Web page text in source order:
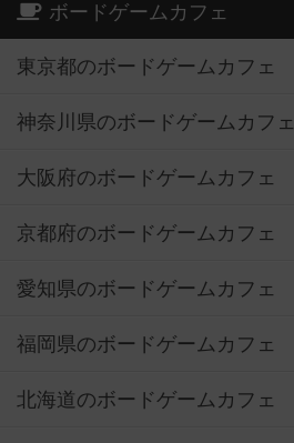
ボードゲームカフェ
東京都のボードゲームカフェ
神奈川県のボードゲームカフェ
大阪府のボードゲームカフェ
京都府のボードゲームカフェ
愛知県のボードゲームカフェ
福岡県のボードゲームカフェ
北海道のボードゲームカフェ